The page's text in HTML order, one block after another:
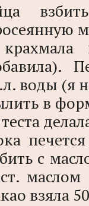
воды (я
в
с
взяла